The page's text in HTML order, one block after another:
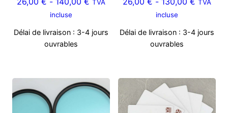
TVA
incluse
Délai de livraison : 3-4 jours
ouvrables
TVA
incluse
Délai de livraison : 3-4 jours
ouvrables